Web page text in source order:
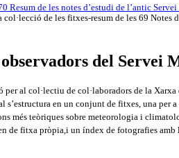
Resum de les notes d’estudi de l’antic
de les fitxes-resum de les 69
del Servei
per al col·lectiu de col·laboradors de la
s’estructura en un conjunt de fitxes, una
més teòriques sobre meteorologia i
de fitxa pròpia,i un índex de fotografies